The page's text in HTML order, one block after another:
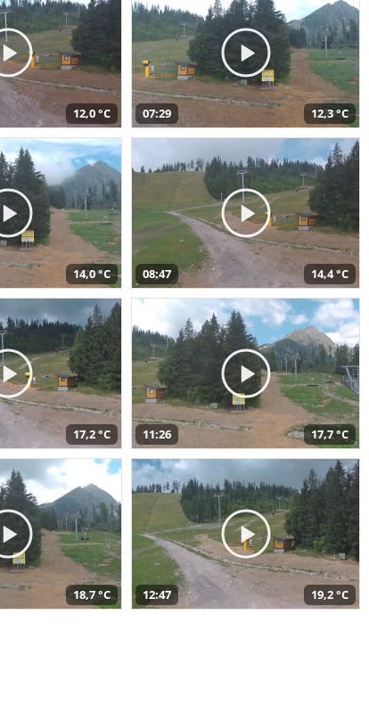
12,0 °C 07:29 12,3 °C
14,0 °C 08:47 14,4 °C
17,2 °C 11:26 17,7 °C
18,7 °C 12:47 19,2 °C